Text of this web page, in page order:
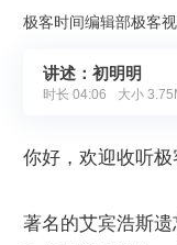
极客时间编辑部极客
讲述：初明明
时长 04:06 大小
你好，欢迎收听极
著名的艾宾浩斯